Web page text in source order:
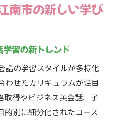
南市の新しい学び
習の新トレンド
話の学習スタイルが多様化
わせたカリキュラムが注目
取得やビジネス英会話、子
的別に細分化されたコース